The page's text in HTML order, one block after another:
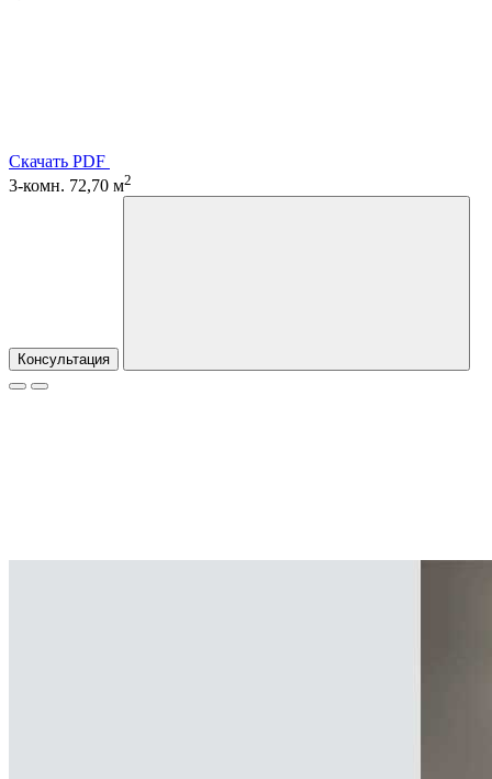
Скачать PDF
3-комн. 72,70 м2
Консультация